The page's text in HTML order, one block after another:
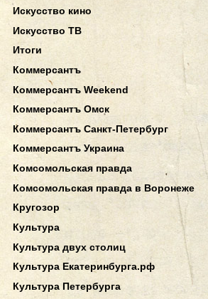
Искусство кино
Искусство ТВ
Итоги
Коммерсантъ
Коммерсантъ Weekend
Коммерсантъ Омск
Коммерсантъ Санкт-Петербург
Коммерсантъ Украина
Комсомольская правда
Комсомольская правда в Воронеже
Кругозор
Культура
Культура двух столиц
Культура Екатеринбурга.рф
Культура Петербурга